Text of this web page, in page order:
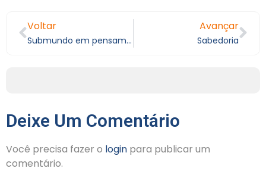
Voltar
Submundo em pensamentos
Avançar
Sabedoria
Deixe Um Comentário
Você precisa fazer o login para publicar um
comentário.